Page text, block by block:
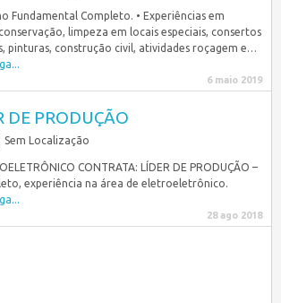
Fundamental Completo. • Experiências em
limpeza em locais especiais, consertos
pinturas, construção civil, atividades roçagem e…
6 maio 2019
DE PRODUÇÃO
Sem Localização
CONTRATA: LÍDER DE PRODUÇÃO –
experiência na área de eletroeletrônico.
28 ago 2018